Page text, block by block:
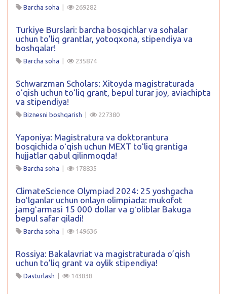
Barcha soha | 269282
Turkiye Burslari: barcha bosqichlar va sohalar
uchun to’liq grantlar, yotoqxona, stipendiya va
boshqalar!
Barcha soha | 235874
Schwarzman Scholars: Xitoyda magistraturada
oʻqish uchun toʻliq grant, bepul turar joy, aviachipta
va stipendiya!
Biznesni boshqarish | 227380
Yaponiya: Magistratura va doktorantura
bosqichida oʻqish uchun MEXT toʻliq grantiga
hujjatlar qabul qilinmoqda!
Barcha soha | 178835
ClimateScience Olympiad 2024: 25 yoshgacha
boʻlganlar uchun onlayn olimpiada: mukofot
jamgʻarmasi 15 000 dollar va gʻoliblar Bakuga
bepul safar qiladi!
Barcha soha | 149636
Rossiya: Bakalavriat va magistraturada o’qish
uchun to’liq grant va oylik stipendiya!
Dasturlash | 143838